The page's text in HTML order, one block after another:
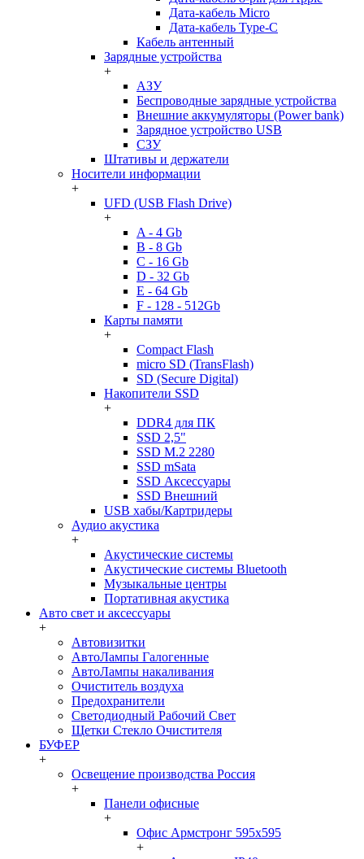
Дата-кабель Micro
Дата-кабель Type-C
Кабель антенный
Зарядные устройства
+
АЗУ
Беспроводные зарядные устройства
Внешние аккумуляторы (Power bank)
Зарядное устройство USB
СЗУ
Штативы и держатели
Носители информации
+
UFD (USB Flash Drive)
+
A - 4 Gb
B - 8 Gb
C - 16 Gb
D - 32 Gb
E - 64 Gb
F - 128 - 512Gb
Карты памяти
+
Compact Flash
micro SD (TransFlash)
SD (Secure Digital)
Накопители SSD
+
DDR4 для ПК
SSD 2,5"
SSD M.2 2280
SSD mSata
SSD Аксессуары
SSD Внешний
USB хабы/Картридеры
Аудио акустика
+
Акустические системы
Акустические системы Bluetooth
Музыкальные центры
Портативная акустика
Авто свет и аксессуары
+
Автовизитки
АвтоЛампы Галогенные
АвтоЛампы накаливания
Очиститель воздуха
Предохранители
Светодиодный Рабочий Свет
Щетки Стекло Очистителя
БУФЕР
+
Освещение производства Россия
+
Панели офисные
+
Офис Армстронг 595x595
+